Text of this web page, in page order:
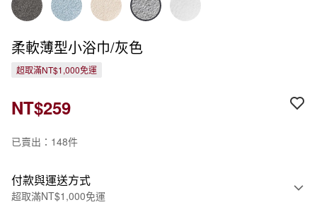
柔軟薄型小浴巾/灰色
超取滿NT$1,000免運
NT$259
已賣出：148件
付款與運送方式
超取滿NT$1,000免運